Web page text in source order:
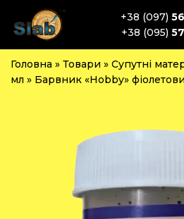
+38 (097)
+38 (095)
Головна » Товари » Супутні
мл » Барвник «Hobby»